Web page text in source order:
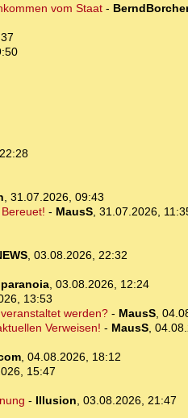
vom Staat-
, 31.07.2026, 09:43
- MausS, 31.07.2026,
, 03.08.2026, 22:32
paranoia, 03.08.2026, 12:24
13:53
werden?- MausS,
Verweisen! - MausS,
, 04.08.2026, 18:12
15:47
- Illusion, 03.08.2026, 21:47